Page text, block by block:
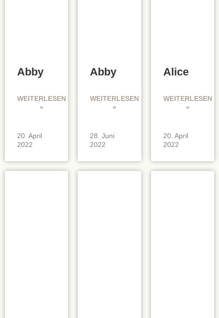
Abby
WEITERLESEN
»
20. April
2022
Abby
WEITERLESEN
»
28. Juni
2022
Alice
WEITERLESEN
»
20. April
2022